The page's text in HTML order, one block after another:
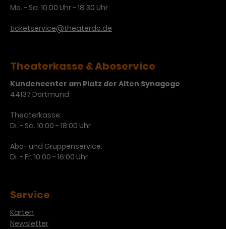
Mo. - Sa. 10:00 Uhr - 18:30 Uhr
ticketservice@theaterdo.de
Theaterkasse & Aboservice
Kundencenter am Platz der Alten Synagoge
44137 Dortmund
Theaterkasse:
Di. - Sa. 10:00 - 18:00 Uhr
Abo- und Gruppenservice:
Di. - Fr. 10:00 - 16:00 Uhr
Service
Karten
Newsletter